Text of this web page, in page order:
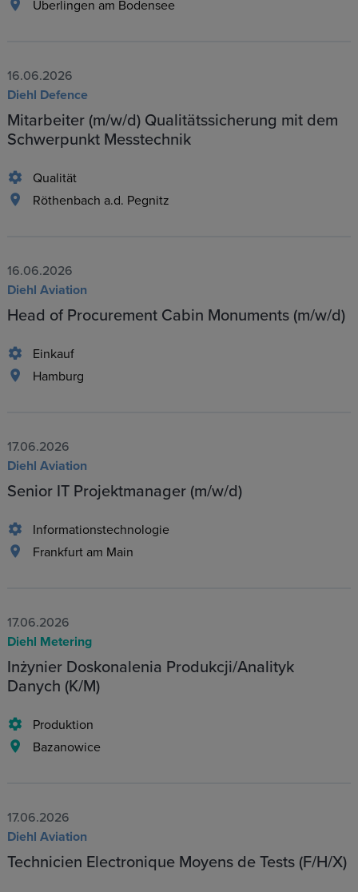
Überlingen am Bodensee
16.06.2026
Diehl Defence
Mitarbeiter (m/w/d) Qualitätssicherung mit dem
Schwerpunkt Messtechnik
Qualität
Röthenbach a.d. Pegnitz
16.06.2026
Diehl Aviation
Head of Procurement Cabin Monuments (m/w/d)
Einkauf
Hamburg
17.06.2026
Diehl Aviation
Senior IT Projektmanager (m/w/d)
Informationstechnologie
Frankfurt am Main
17.06.2026
Diehl Metering
Inżynier Doskonalenia Produkcji/Analityk
Danych (K/M)
Produktion
Bazanowice
17.06.2026
Diehl Aviation
Technicien Electronique Moyens de Tests (F/H/X)